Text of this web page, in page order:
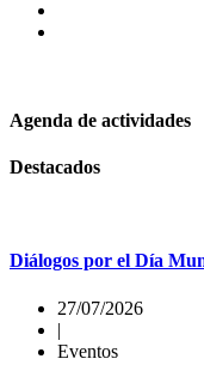
Agenda de actividades
Destacados
Diálogos por el Día
27/07/2026
|
Eventos